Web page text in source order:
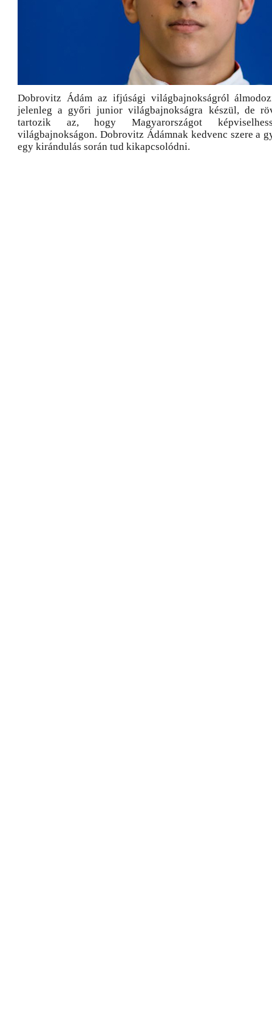
Dobrovitz Ádám az ifjúsági világbajnokságról
jelenleg a győri junior világbajnokságra készül, de
tartozik az, hogy Magyarországot
világbajnokságon. Dobrovitz Ádámnak kedvenc szere a
egy kirándulás során tud kikapcsolódni.